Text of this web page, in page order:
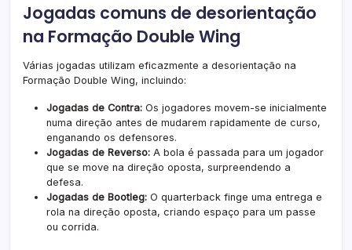
Jogadas comuns de desorientação
na Formação Double Wing
Várias jogadas utilizam eficazmente a desorientação na
Formação Double Wing, incluindo:
Jogadas de Contra: Os jogadores movem-se inicialmente
numa direção antes de mudarem rapidamente de curso,
enganando os defensores.
Jogadas de Reverso: A bola é passada para um jogador
que se move na direção oposta, surpreendendo a
defesa.
Jogadas de Bootleg: O quarterback finge uma entrega e
rola na direção oposta, criando espaço para um passe
ou corrida.